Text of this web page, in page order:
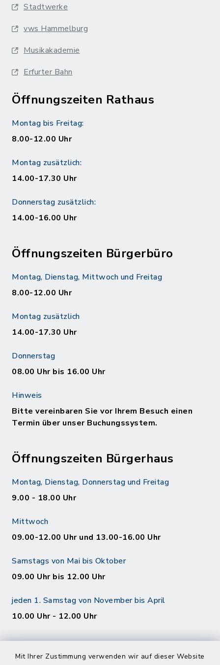
Mit Ihrer Zustimmung verwenden wir auf dieser Website
Stadtwerke
vws Hammelburg
Musikakademie
Erfurter Bahn
Öffnungszeiten Rathaus
Montag bis Freitag:
8.00-12.00 Uhr
Montag zusätzlich:
14.00-17.30 Uhr
Donnerstag zusätzlich:
14.00-16.00 Uhr
Öffnungszeiten Bürgerbüro
Montag, Dienstag, Mittwoch und Freitag
8.00-12.00 Uhr
Montag zusätzlich
14.00-17.30 Uhr
Donnerstag
08.00 Uhr bis 16.00 Uhr
Hinweis
Bitte vereinbaren Sie vor Ihrem Besuch einen
Termin über unser Buchungssystem.
Öffnungszeiten Bürgerhaus
Montag, Dienstag, Donnerstag und Freitag
9.00 - 18.00 Uhr
Mittwoch
09.00-12.00 Uhr und 13.00-16.00 Uhr
Samstags von Mai bis Oktober
09.00 Uhr bis 12.00 Uhr
jeden 1. Samstag von November bis April
10.00 Uhr - 12.00 Uhr